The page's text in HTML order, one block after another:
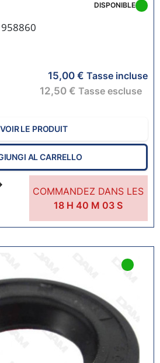
958860
COMMANDEZ DANS LES
18 H40 M 02 S
DISPONIBLE
15,00 € Tasse incluse
12,50 € Tasse escluse
VOIR LE PRODUIT
AL CARRELLO